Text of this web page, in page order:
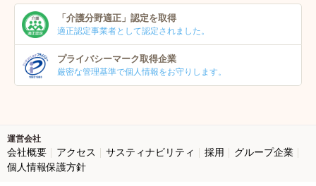
「介護分野適正」 認定を取得
適正認定事業者として認定されました。
プライバシーマーク取得企業
厳密な管理基準で個人情報をお守りします。
運営会社
会社概要 アクセス サスティナビリティ 採用
グループ企業
個人情報保護方針